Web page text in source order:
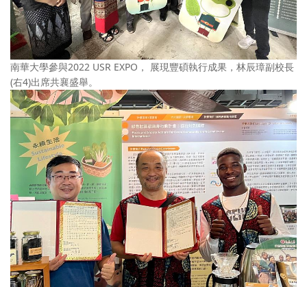
南華大學參與2022 USR EXPO， 展現豐碩執行成果，林辰璋副校長
(右4)出席共襄盛舉。